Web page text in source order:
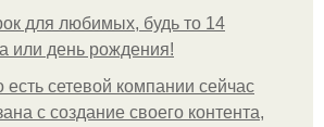
для любимых, будь то 14
или день рождения!
есть сетевой компании сейчас
с создание своего контента,